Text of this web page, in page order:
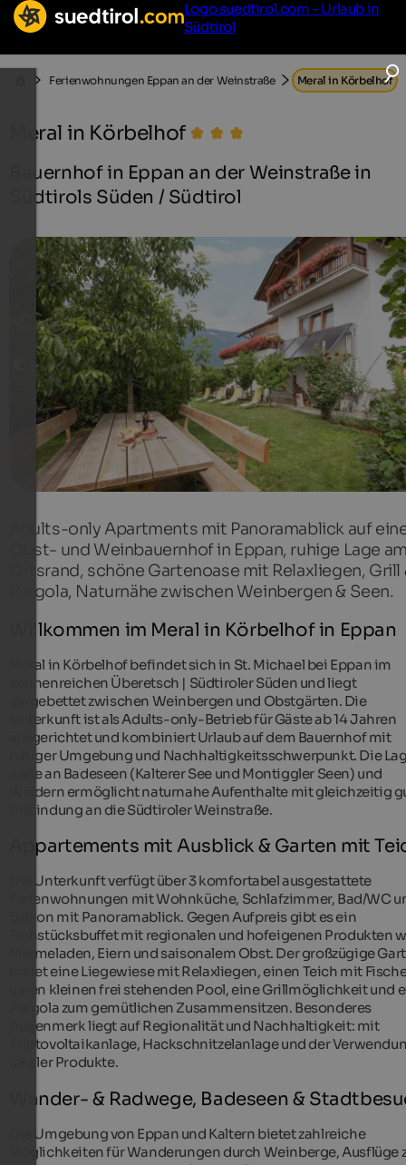
Logo suedtirol.com - Urlaub in
Südtirol
Ferienwohnungen Eppan an der Weinstraße Meral in Körbelhof
Meral in Körbelhof
Bauernhof in Eppan an der Weinstraße in
Südtirols Süden / Südtirol
Adults-only Apartments mit Panoramablick auf
Obst- und Weinbauernhof in Eppan, ruhige Lage
Ortsrand, schöne Gartenoase mit Relaxliegen, Grill
Pergola, Naturnähe zwischen Weinbergen & Seen.
Willkommen im Meral in Körbelhof in Eppan
Meral in Körbelhof befindet sich in St. Michael bei Eppan im
sonnenreichen Überetsch | Südtiroler Süden und liegt
eingebettet zwischen Weinbergen und Obstgärten. Die
Unterkunft ist als Adults-only-Betrieb für Gäste ab 14 Jahren
ausgerichtet und kombiniert Urlaub auf dem Bauernhof mit
ruhiger Umgebung und Nachhaltigkeitsschwerpunkt. Die
nahe an Badeseen (Kalterer See und Montiggler Seen) und
Wäldern ermöglicht naturnahe Aufenthalte mit gleichzeitig
Anbindung an die Südtiroler Weinstraße.
Appartements mit Ausblick & Garten mit
Die Unterkunft verfügt über 3 komfortabel ausgestattete
Ferienwohnungen mit Wohnküche, Schlafzimmer, Bad/WC
Balkon mit Panoramablick. Gegen Aufpreis gibt es ein
Frühstücksbuffet mit regionalen und hofeigenen Produkten
Marmeladen, Eiern und saisonalem Obst. Der großzügige
bietet eine Liegewiese mit Relaxliegen, einen Teich mit
einen kleinen frei stehenden Pool, eine Grillmöglichkeit und
Pergola zum gemütlichen Zusammensitzen. Besonderes
Augenmerk liegt auf Regionalität und Nachhaltigkeit: mit
Photovoltaikanlage, Hackschnitzelanlage und der
lokaler Produkte.
Wander- & Radwege, Badeseen &
Die Umgebung von Eppan und Kaltern bietet zahlreiche
Möglichkeiten für Wanderungen durch Weinberge, Ausflüge